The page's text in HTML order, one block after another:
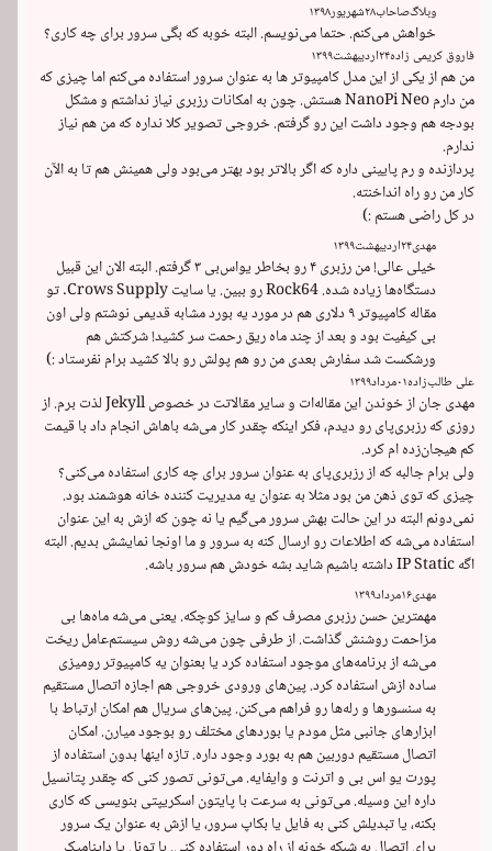
وبلاگ‌صاحاب۲۸شهریور۱۳۹۸
خواهش می‌کنم. حتما می‌نویسم. البته خوبه که بگی سرور برای چه کاری؟
فاروق کریمی زاده۲۴اردیبهشت۱۳۹۹
در کل راضی هستم :)
مهدی۲۴اردیبهشت۱۳۹۹
ورشکست شد سفارش بعدی من رو هم پولش رو بالا کشید برام نفرستاد :)
علی طالب‌زاده۰۱مرداد۱۳۹۹
اگه IP Static داشته باشیم شاید بشه خودش هم سرور باشه.
مهدی۱۶مرداد۱۳۹۹